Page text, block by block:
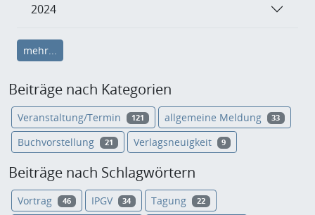
2024
mehr...
Beiträge nach Kategorien
Veranstaltung/Termin 121 allgemeine Meldung 33
Buchvorstellung 21 Verlagsneuigkeit 9
Beiträge nach Schlagwörtern
Vortrag 46 IPGV 34 Tagung 22